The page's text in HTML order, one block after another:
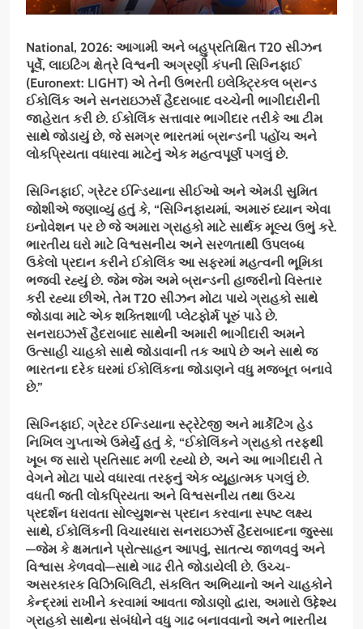
National, 2026: આગામી અને બહુપ્રતિક્ષિત T20 સીઝન
પૂર્વે, લાઇટિંગ ક્ષેત્રે વિશ્વની અગ્રણી કંપની સિગ્નિફાઈ
(Euronext: LIGHT) એ તેની ઉભરતી ઇલેક્ટ્રિકલ બ્રાન્ડ
ઈકોલિંક અને સનરાઇઝર્સ હૈદરાબાદ વચ્ચેની ભાગીદારીની
જાહેરાત કરી છે. ઈકોલિંક સત્તાવાર ભાગીદાર તરીકે આ ટીમ
સાથે જોડાયું છે, જે સમગ્ર ભારતમાં બ્રાન્ડની પહોંચ અને
લોકપ્રિયતા વધારવા માટેનું એક મહત્વપૂર્ણ પગલું છે.
સિગ્નિફાઈ, ગ્રેટર ઈન્ડિયાના સીઈઓ અને એમડી સુમિત
જોશીએ જણાવ્યું હતું કે, “સિગ્નિફાયમાં, અમારું ધ્યાન એવા
ઇનોવેશન પર છે જે અમારા ગ્રાહકો માટે સાર્થક મૂલ્ય ઉભું કરે.
ભારતીય ઘરો માટે વિશ્વસનીય અને સરળતાથી ઉપલબ્ધ
ઉકેલો પ્રદાન કરીને ઈકોલિંક આ સફરમાં મહત્વની ભૂમિકા
ભજવી રહ્યું છે. જેમ જેમ અમે બ્રાન્ડની હાજરીનો વિસ્તાર
કરી રહ્યા છીએ, તેમT20 સીઝન મોટા પાયે ગ્રાહકો સાથે
જોડાવા માટે એક શક્તિશાળી પ્લેટફોર્મ પૂરું પાડે છે.
સનરાઇઝર્સ હૈદરાબાદ સાથેની અમારી ભાગીદારી અમને
ઉત્સાહી ચાહકો સાથે જોડાવાની તક આપે છે અને સાથે જ
ભારતના દરેક ઘરમાં ઈકોલિંકના જોડાણને વધુ મજબૂત બનાવે
છે.”
સિગ્નિફાઈ, ગ્રેટર ઈન્ડિયાના સ્ટ્રેટેજી અને માર્કેટિંગ હેડ
નિખિલ ગુપ્તાએ ઉમેર્યું હતું કે, “ઈકોલિંકને ગ્રાહકો તરફથી
ખૂબ જ સારો પ્રતિસાદ મળી રહ્યો છે, અને આ ભાગીદારી તે
વેગને મોટા પાયે વધારવા તરફનું એક વ્યૂહાત્મક પગલું છે.
વધતી જતી લોકપ્રિયતા અને વિશ્વસનીય તથા ઉચ્ચ
પ્રદર્શન ધરાવતા સોલ્યુશન્સ પ્રદાન કરવાના સ્પષ્ટ લક્ષ્ય
સાથે, ઈકોલિંકની વિચારધારા સનરાઇઝર્સ હૈદરાબાદના જુસ્સા
—જેમ કે ક્ષમતાને પ્રોત્સાહન આપવું, સાતત્ય જાળવવું અને
વિશ્વાસ કેળવવો—સાથે ગાઢ રીતે જોડાયેલી છે. ઉચ્ચ-
અસરકારક વિઝિબિલિટી, સંકલિત અભિયાનો અને ચાહકોને
કેન્દ્રમાં રાખીને કરવામાં આવતા જોડાણો દ્વારા, અમારો ઉદ્દેશ્ય
ગ્રાહકો સાથેના સંબંધોને વધુ ગાઢ બનાવવાનો અને ભારતીય